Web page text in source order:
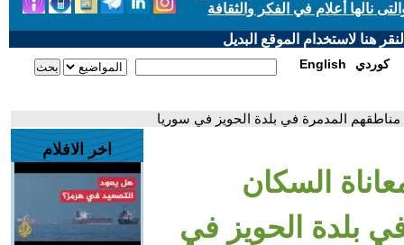
نالها أعلام في الفكر والثقافة
هنا لاستخدام الموقع البديل
English كوردي
مناطقهم المدمرة في بلدة الحويز في سوريا
السكان
بلدة الحويز في
اخر الافلام